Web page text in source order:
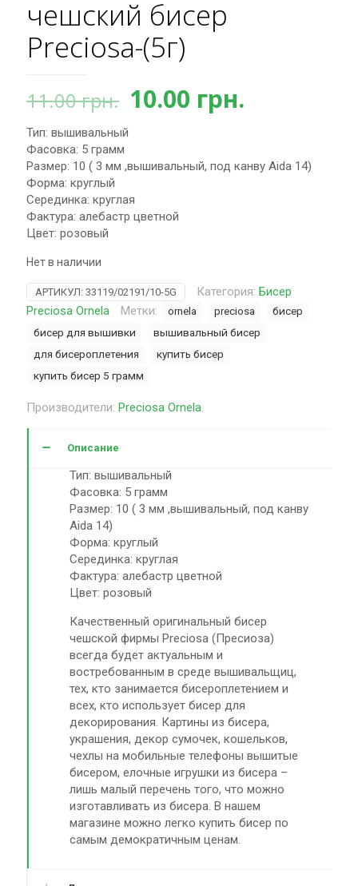
чешский бисер
Preciosa-(5г)
11.00грн. Первоначальная
11.00 грн..
10.00 грн.
Тип: вышивальный
Фасовка: 5 грамм
Размер: 10 ( 3 мм ,вышивальный, под канву Aida 14)
Форма: круглый
Серединка: круглая
Фактура: алебастр цветной
Цвет: розовый
Нет в наличии
АРТИКУЛ: 33119/02191/10-5G Категория: Бисер
Preciosa Ornela
Метки: ornela preciosa
бисер
бисер для вышивки
вышивальный бисер
для бисероплетения
купить бисер
купить бисер 5 грамм
Производители: Preciosa Ornela.
Описание
Тип: вышивальный
Фасовка: 5 грамм
Размер: 10 ( 3 мм ,вышивальный, под канву
Aida 14)
Форма: круглый
Серединка: круглая
Фактура: алебастр цветной
Цвет: розовый
Качественный оригинальный бисер
чешской фирмы Preciosa (Пресиоза)
всегда будет актуальным и
востребованным в среде вышивальщиц,
тех, кто занимается бисероплетением и
всех, кто использует бисер для
декорирования. Картины из бисера,
украшения, декор сумочек, кошельков,
чехлы на мобильные телефоны вышитые
бисером, елочные игрушки из бисера –
лишь малый перечень того, что можно
изготавливать из бисера. В нашем
магазине можно легко купить бисер по
самым демократичным ценам.